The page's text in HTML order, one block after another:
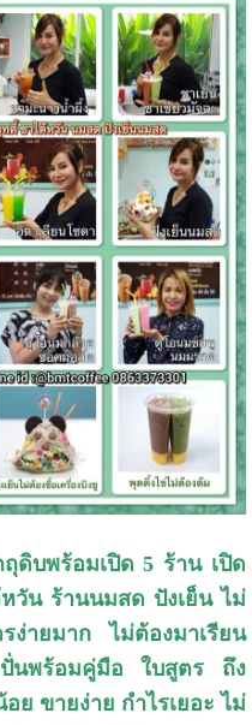
ถุดิบพร้อมเปิด 5 ร้าน เปิด
น ร้านนมสด ปังเย็น ไม่
ง่ายมาก ไม่ต้องมาเรียน
ปั่นพร้อมคู่มือ ใบสูตร ถึง
ย ขายง่าย กำไรเยอะ ไม่